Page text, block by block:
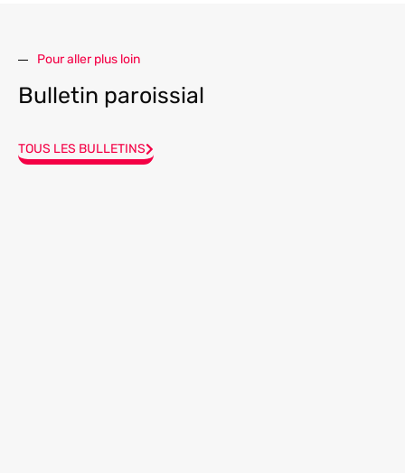
Pour aller plus loin
Bulletin paroissial
TOUS LES BULLETINS